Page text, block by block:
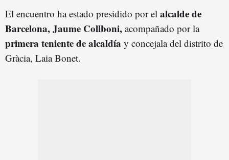
El encuentro ha estado presidido por el alcalde de
Barcelona, Jaume Collboni, acompañado por la
primera teniente de alcaldía y concejala del distrito de
Gràcia, Laia Bonet.